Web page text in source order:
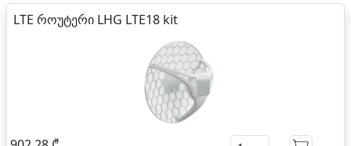
LTE როუტერი LHG LTE18 kit